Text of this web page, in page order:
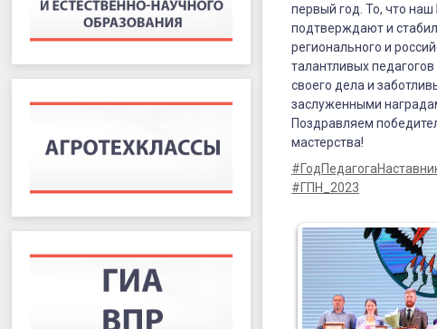
первый год. То, что
подтверждают и
регионального и
талантливых
своего дела и
заслуженными
Поздравляем
мастерства!
#ГПН_2023